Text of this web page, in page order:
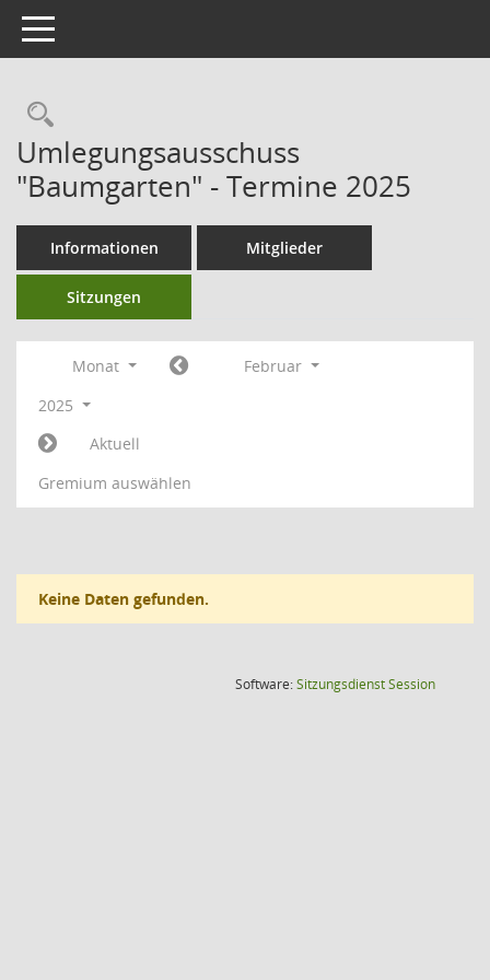
Toggle navigation
Umlegungsausschuss
"Baumgarten" - Termine 2025
Informationen Mitglieder
Sitzungen
Monat
Februar
2025
Aktuell
Gremium auswählen
Keine Daten gefunden.
Software:SitzungsdienstSession(Wird in